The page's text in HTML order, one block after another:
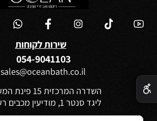
שירות לקוחות
054-9041103
sales@oceanbath.co.il
השדרה המרכזית 15 פינת המעיין 30
ליגד סנטר 1, מודיעין מכבים רעות